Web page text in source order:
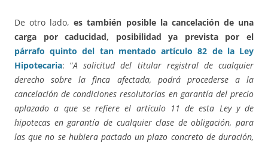
De otro lado,es también posible la cancelación de una
carga por caducidad, posibilidad ya prevista por el
párrafo quinto del tan mentado artículo 82 de la Ley
Hipotecaria: “A solicitud del titular registral de cualquier
derecho sobre la finca afectada, podrá procederse a la
cancelación de condiciones resolutorias en garantía del precio
aplazado a que se refiere el artículo 11 de esta Ley y de
hipotecas en garantía de cualquier clase de obligación, para
las que no se hubiera pactado un plazo concreto de duración,